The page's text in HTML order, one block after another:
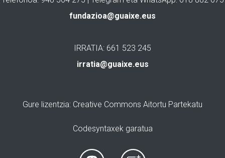
fundazioa@guaixe.eus
IRRATIA: 661 523 245
irratia@guaixe.eus
Gure lizentzia: Creative Commons Aitortu Partekatu
Codesyntaxek garatua